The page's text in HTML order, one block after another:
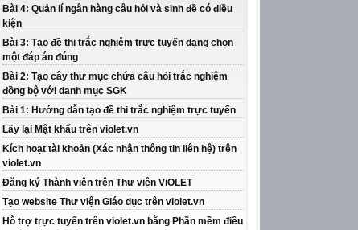
Bài 4: Quản lí ngân hàng câu hỏi và sinh đề có điều
kiện
Bài 3: Tạo đề thi trắc nghiệm trực tuyến dạng chọn
một đáp án đúng
Bài 2: Tạo cây thư mục chứa câu hỏi trắc nghiệm
đồng bộ với danh mục SGK
Bài 1: Hướng dẫn tạo đề thi trắc nghiệm trực tuyến
Lấy lại Mật khẩu trên violet.vn
Kích hoạt tài khoản (Xác nhận thông tin liên hệ) trên
violet.vn
Đăng ký Thành viên trên Thư viện ViOLET
Tạo website Thư viện Giáo dục trên violet.vn
Hỗ trợ trực tuyến trên violet.vn bằng Phần mềm điều